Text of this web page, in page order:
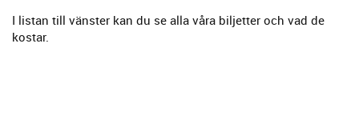
I listan till vänster kan du se alla våra biljetter och vad de
kostar.